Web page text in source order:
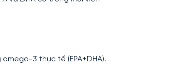
3 thực tế (EPA+DHA).